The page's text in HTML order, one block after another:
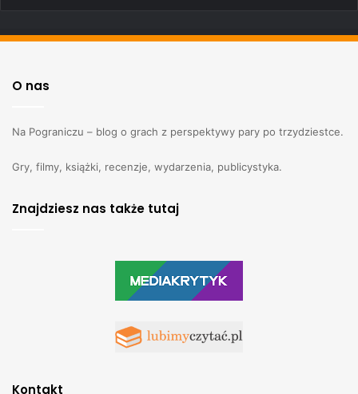
O nas
Na Pograniczu – blog o grach z perspektywy pary po trzydziestce.
Gry, filmy, książki, recenzje, wydarzenia, publicystyka.
Znajdziesz nas także tutaj
Kontakt